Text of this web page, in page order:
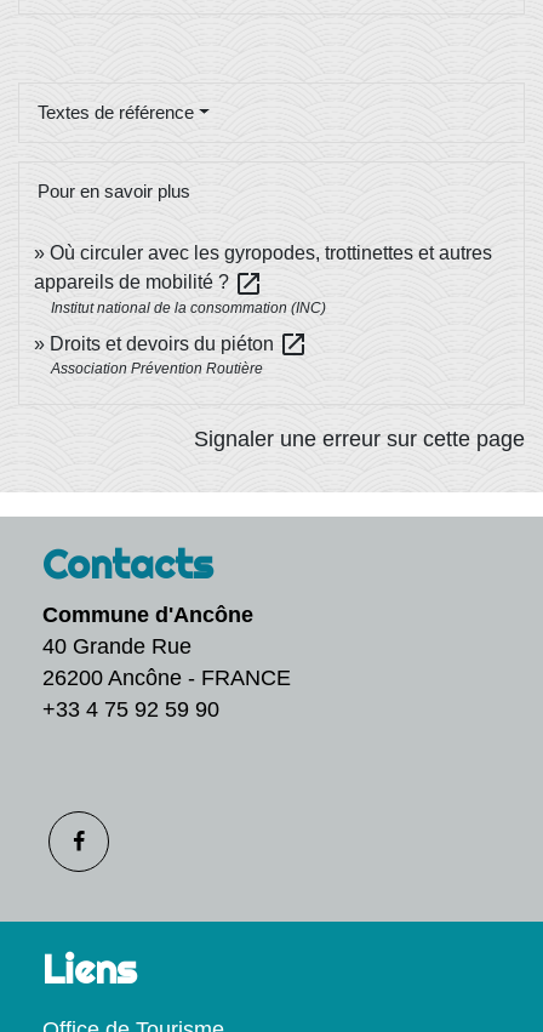
Textes de référence
Pour en savoir plus
Où circuler avec les gyropodes, trottinettes et autres
appareils de mobilité ? open_in_new
Institut national de la consommation (INC)
Droits et devoirs du piéton open_in_new
Association Prévention Routière
Signaler une erreur sur cette page
Contacts
Commune d'Ancône
40 Grande Rue
26200 Ancône - FRANCE
+33 4 75 92 59 90
Liens